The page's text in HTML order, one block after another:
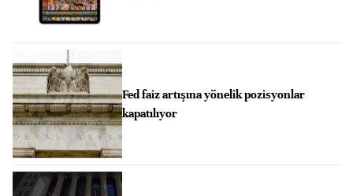
Fed faiz artışına yönelik pozisyonlar
kapatılıyor